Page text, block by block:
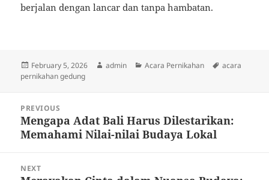
berjalan dengan lancar dan tanpa hambatan.
Posted
on
February 5, 2026 Author
admin Categories
Acara Pernikahan Tags
acara
pernikahan gedung
navigation
PREVIOUS
Previous
post:
Mengapa Adat Bali Harus Dilestarikan:
Memahami Nilai-nilai Budaya Lokal
NEXT